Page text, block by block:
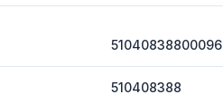
51040838800096
510408388